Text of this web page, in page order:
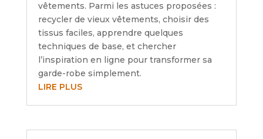
vêtements. Parmi les astuces proposées :
recycler de vieux vêtements, choisir des
tissus faciles, apprendre quelques
techniques de base, et chercher
l’inspiration en ligne pour transformer sa
garde-robe simplement.
LIRE PLUS